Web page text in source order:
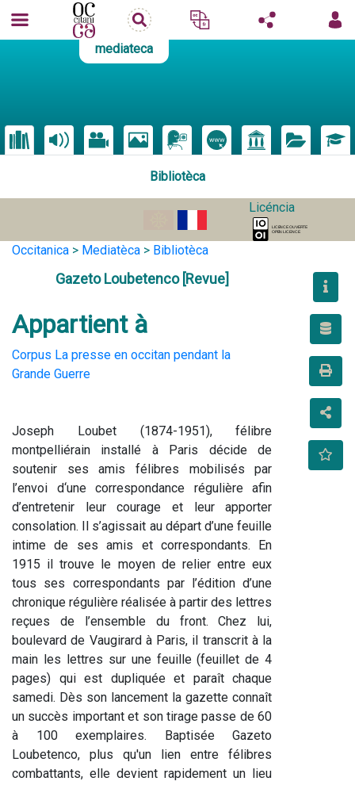
mediateca
Bibliotèca
Licéncia
Occitanica > Mediatèca > Bibliotèca
Gazeto Loubetenco [Revue]
Appartient à
Corpus La presse en occitan pendant la
Grande Guerre
Joseph Loubet (1874-1951), félibre
montpelliérain installé à Paris décide de
soutenir ses amis félibres mobilisés par
l’envoi d‘une correspondance régulière afin
d’entretenir leur courage et leur apporter
consolation. Il s’agissait au départ d’une feuille
intime de ses amis et correspondants. En
1915 il trouve le moyen de relier entre eux
tous ses correspondants par l’édition d’une
chronique régulière réalisée à partir des lettres
reçues de l’ensemble du front. Chez lui,
boulevard de Vaugirard à Paris, il transcrit à la
main les lettres sur une feuille (feuillet de 4
pages) qui est dupliquée et paraît chaque
samedi. Dès son lancement la gazette connaît
un succès important et son tirage passe de 60
à 100 exemplaires. Baptisée Gazeto
Loubetenco, plus qu'un lien entre félibres
combattants, elle devient rapidement un lieu